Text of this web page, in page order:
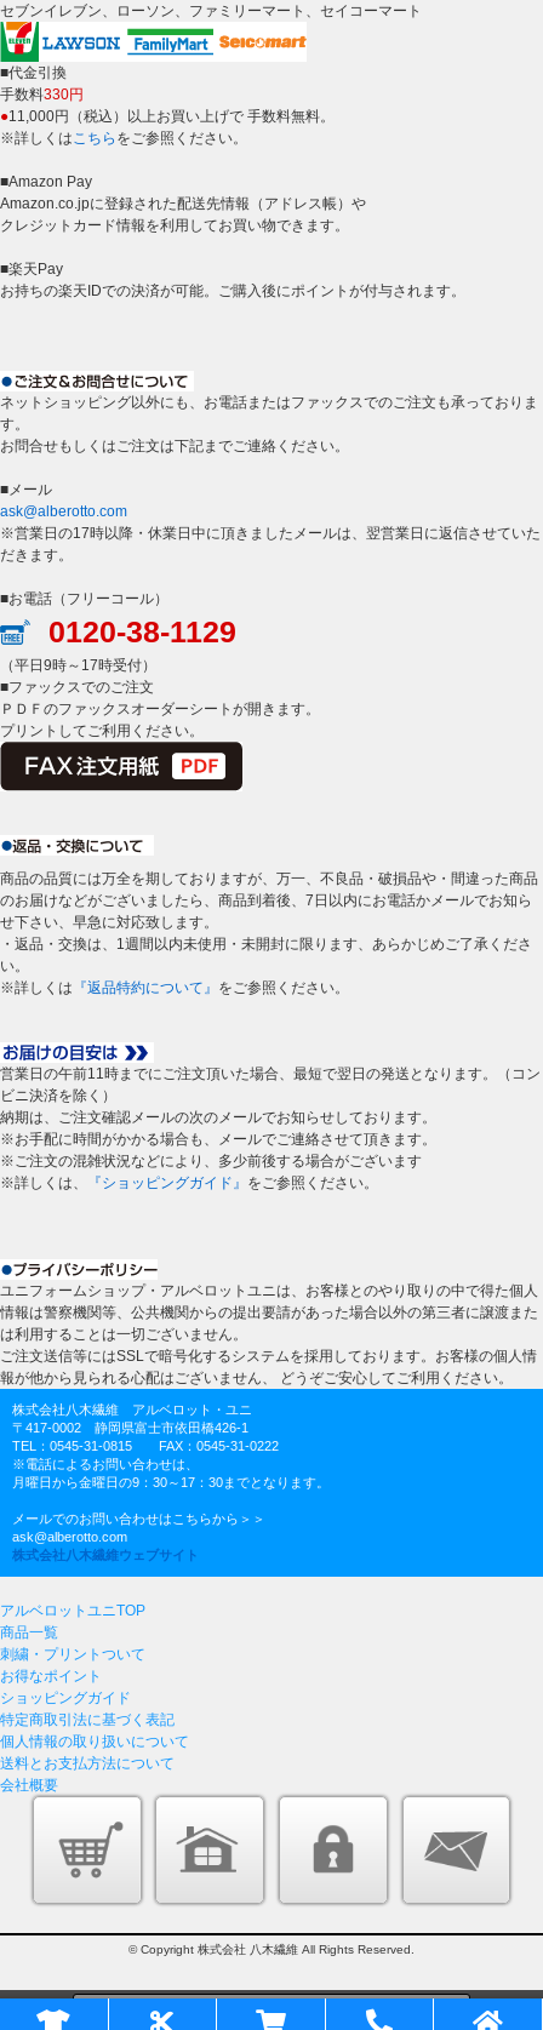
セブンイレブン、ローソン、ファミリーマート、セイコーマート
■代金引換
手数料330円
●11,000円（税込）以上お買い上げで 手数料無料。
※詳しくはこちら をご参照ください。
■Amazon Pay
Amazon.co.jpに登録された配送先情報（アドレス帳）や
クレジットカード情報を利用してお買い物できます。
■楽天Pay
お持ちの楽天IDでの決済が可能。ご購入後にポイントが付与されます。
ネットショッピング以外にも、お電話またはファックスでのご注文も承っておりま
す。
お問合せもしくはご注文は下記までご連絡ください。
■メール
ask@alberotto.com
※営業日の17時以降・休業日中に頂きましたメールは、翌営業日に返信させていた
だきます。
■お電話（フリーコール）
0120-38-1129
（平日9時～17時受付）
■ファックスでのご注文
ＰＤＦのファックスオーダーシートが開きます。
プリントしてご利用ください。
商品の品質には万全を期しておりますが、万一、不良品・破損品や・間違った商品
のお届けなどがございましたら、商品到着後、7日以内にお電話かメールでお知ら
せ下さい、早急に対応致します。
・返品・交換は、1週間以内未使用・未開封に限ります、あらかじめご了承くださ
い。
※詳しくは 『返品特約について』 をご参照ください。
営業日の午前11時までにご注文頂いた場合、最短で翌日の発送となります。（コン
ビニ決済を除く）
納期は、ご注文確認メールの次のメールでお知らせしております。
※お手配に時間がかかる場合も、メールでご連絡させて頂きます。
※ご注文の混雑状況などにより、多少前後する場合がございます
※詳しくは、
『ショッピングガイド』 をご参照ください。
ユニフォームショップ・アルベロットユニは、お客様とのやり取りの中で得た個人
情報は警察機関等、公共機関からの提出要請があった場合以外の第三者に譲渡また
は利用することは一切ございません。
ご注文送信等にはSSLで暗号化するシステムを採用しております。お客様の個人情
報が他から見られる心配はございません、 どうぞご安心してご利用ください。
株式会社八木繊維 アルベロット・ユニ
〒417-0002 静岡県富士市依田橋426-1
TEL：0545-31-0815 FAX：0545-31-0222
※電話によるお問い合わせは、
月曜日から金曜日の9：30～17：30までとなります。
メールでのお問い合わせはこちらから＞＞
ask@alberotto.com
株式会社八木繊維ウェブサイト
アルベロットユニTOP
商品一覧
刺繍・プリントついて
お得なポイント
ショッピングガイド
特定商取引法に基づく表記
個人情報の取り扱いについて
送料とお支払方法について
会社概要
© Copyright 株式会社 八木繊維 All Rights Reserved.
このページをPC用に切り替え